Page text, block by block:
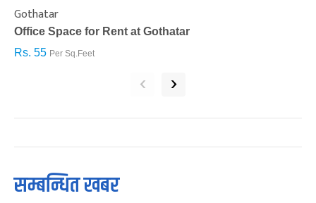
Gothatar
Office Space for Rent at Gothatar
Rs. 55 Per Sq.Feet
‹ ›
सम्बन्धित खबर